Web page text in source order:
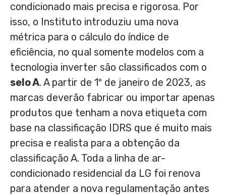
condicionado mais precisa e rigorosa. Por
isso, o Instituto introduziu uma nova
métrica para o cálculo do índice de
eficiência, no qual somente modelos com a
tecnologia inverter são classificados com o
selo A. A partir de 1º de janeiro de 2023, as
marcas deverão fabricar ou importar apenas
produtos que tenham a nova etiqueta com
base na classificação IDRS que é muito mais
precisa e realista para a obtenção da
classificação A. Toda a linha de ar-
condicionado residencial da LG foi renova
para atender a nova regulamentação antes